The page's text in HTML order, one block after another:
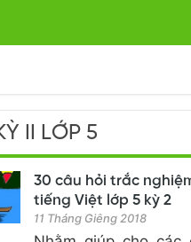
II LỚP 5
30 câu hỏi trắc
tiếng Việt lớp 5 kỳ 2
11 Tháng Giêng 2018